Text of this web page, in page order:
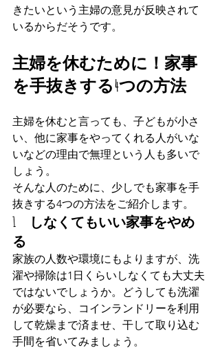
きたいという主婦の意見が反映されて
いるからだそうです。
主婦を休むために！家事
を手抜きする4つの方法
主婦を休むと言っても、子どもが小さ
い、他に家事をやってくれる人がいな
いなどの理由で無理という人も多いで
しょう。
そんな人のために、少しでも家事を手
抜きする4つの方法をご紹介します。
1　しなくてもいい家事をやめ
る
家族の人数や環境にもよりますが、洗
濯や掃除は1日くらいしなくても大丈夫
ではないでしょうか。どうしても洗濯
が必要なら、コインランドリーを利用
して乾燥まで済ませ、干して取り込む
手間を省いてみましょう。